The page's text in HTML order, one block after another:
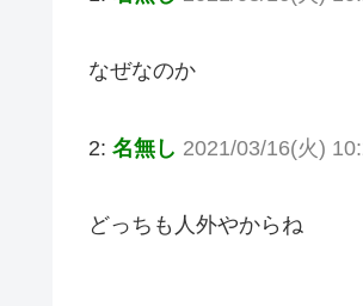
なぜなのか
2: 名無し 2021/03/16(火)
どっちも人外やからね